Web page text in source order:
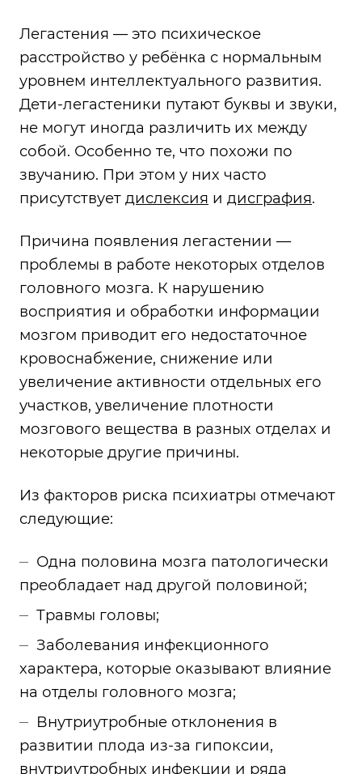
Легастения — это психическое
расстройство у ребёнка с нормальным
уровнем интеллектуального развития.
Дети-легастеники путают буквы и звуки,
не могут иногда различить их между
собой. Особенно те, что похожи по
звучанию. При этом у них часто
присутствует дислексия и дисграфия.
Причина появления легастении —
проблемы в работе некоторых отделов
головного мозга. К нарушению
восприятия и обработки информации
мозгом приводит его недостаточное
кровоснабжение, снижение или
увеличение активности отдельных его
участков, увеличение плотности
мозгового вещества в разных отделах и
некоторые другие причины.
Из факторов риска психиатры отмечают
следующие:
Одна половина мозга патологически
преобладает над другой половиной;
Травмы головы;
Заболевания инфекционного
характера, которые оказывают влияние
на отделы головного мозга;
Внутриутробные отклонения в
развитии плода из-за гипоксии,
внутриутробных инфекции и ряда